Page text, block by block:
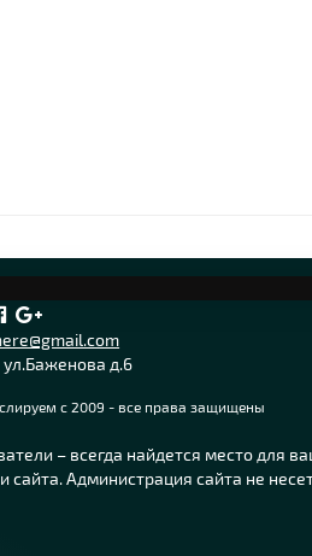
ул.Баженова д.6
с 2009 - все права защищены
– всегда найдется место для
Администрация сайта не